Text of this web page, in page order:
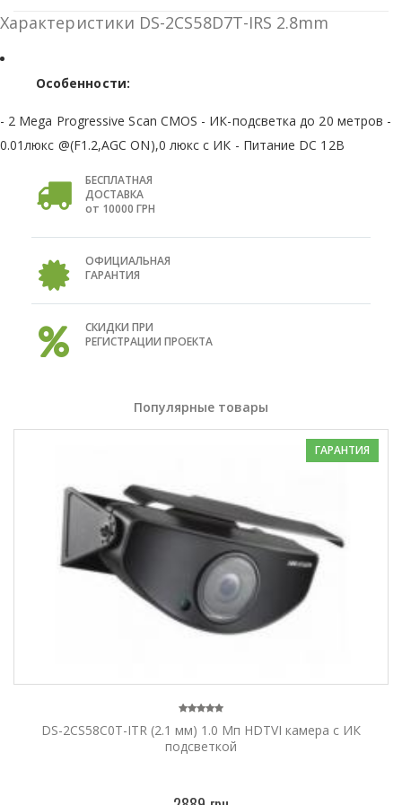
Характеристики DS-2CS58D7T-IRS 2.8mm
Особенности:
- 2 Mega Progressive Scan CMOS - ИК-подсветка до 20 метров -
0.01люкс @(F1.2,AGC ON),0 люкс с ИК - Питание DC 12В
БЕСПЛАТНАЯ
ДОСТАВКА
от 10000 ГРН
ОФИЦИАЛЬНАЯ
ГАРАНТИЯ
СКИДКИ ПРИ
РЕГИСТРАЦИИ ПРОЕКТА
Популярные товары
ГАРАНТИЯ
DS-2CS58C0T-ITR (2.1 мм) 1.0 Мп HDTVI камера с ИК
подсветкой